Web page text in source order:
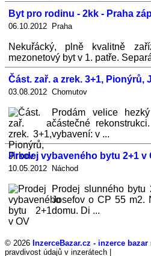
Byt pro rodinu - 2kk - Praha
06.10.2012 Praha
Nekuřácký, plně kvalitně
mezonetový byt v 1. patře.
Část. zař. a zrek. 3+1, Pionýrů,
03.08.2012 Chomutov
Prodám velice
částečné
vybavení: v ...
Prodej vybaveného bytu 2+1 v
10.05.2012 Náchod
Prodej slunného bytu
Josefov o CP 55 m2.
domu. Di ...
© 2026 InzerceBazar.cz - inzerce bazar
pravdivost údajů v inzerátech |